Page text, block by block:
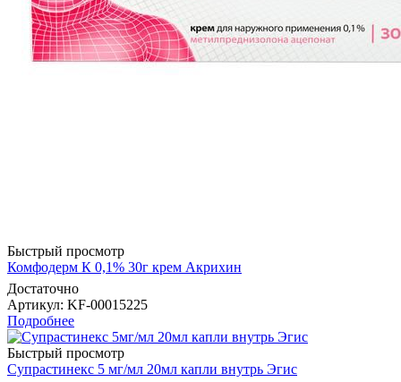
Быстрый просмотр
Комфодерм К 0,1% 30г крем Акрихин
Достаточно
Артикул: KF-00015225
Подробнее
Быстрый просмотр
Супрастинекс 5 мг/мл 20мл капли внутрь Эгис